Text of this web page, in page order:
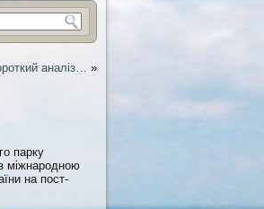
аналіз… »
парку
міжнародною
на пост-